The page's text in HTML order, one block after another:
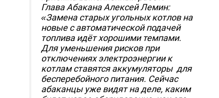
Глава Абакана Алексей Лемин:
«Замена старых угольных котлов на
новые с автоматической подачей
топлива идёт хорошими темпами.
Для уменьшения рисков при
отключениях электроэнергии к
котлам ставятся аккумуляторы для
бесперебойного питания. Сейчас
абаканцы уже видят на деле, каким